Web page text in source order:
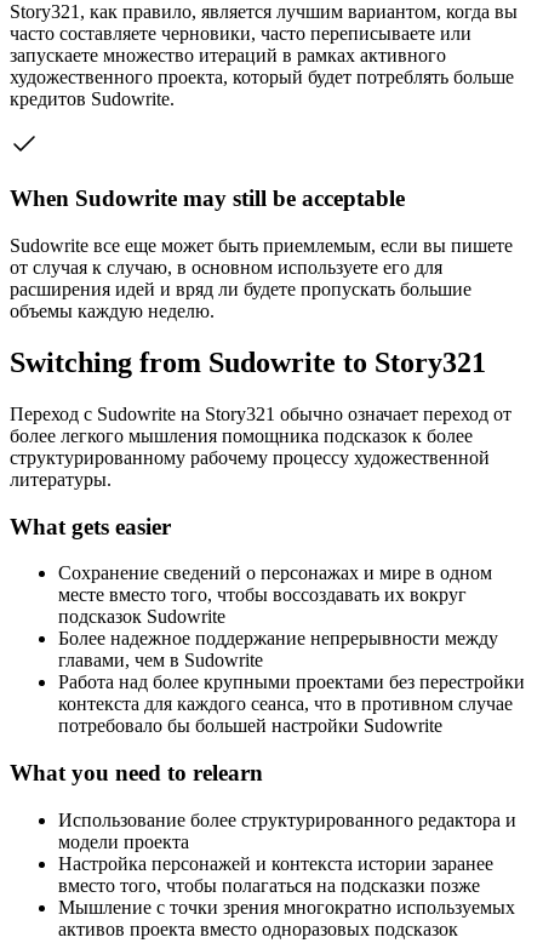
Story321, как правило, является лучшим вариантом, когда вы
часто составляете черновики, часто переписываете или
запускаете множество итераций в рамках активного
художественного проекта, который будет потреблять больше
кредитов Sudowrite.
When Sudowrite may still be acceptable
Sudowrite все еще может быть приемлемым, если вы пишете
от случая к случаю, в основном используете его для
расширения идей и вряд ли будете пропускать большие
объемы каждую неделю.
Switching from Sudowrite to Story321
Переход с Sudowrite на Story321 обычно означает переход от
более легкого мышления помощника подсказок к более
структурированному рабочему процессу художественной
литературы.
What gets easier
Сохранение сведений о персонажах и мире в одном
месте вместо того, чтобы воссоздавать их вокруг
подсказок Sudowrite
Более надежное поддержание непрерывности между
главами, чем в Sudowrite
Работа над более крупными проектами без перестройки
контекста для каждого сеанса, что в противном случае
потребовало бы большей настройки Sudowrite
What you need to relearn
Использование более структурированного редактора и
модели проекта
Настройка персонажей и контекста истории заранее
вместо того, чтобы полагаться на подсказки позже
Мышление с точки зрения многократно используемых
активов проекта вместо одноразовых подсказок